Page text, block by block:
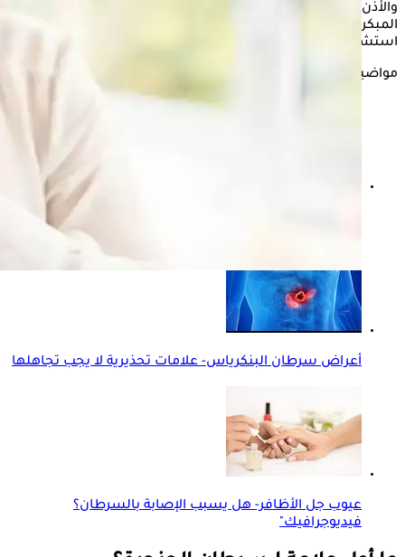
والأذن والحنجرة بمستشفى الشيخ زايد التخصصي، العلامات
المبكرة التي قد تشير إلى الإصابة بسرطان الحنجرة، ومتى يجب
استشارة الطبيب.
مواضيع ذات صلة
المواظبة على هذه العادة يوميًا = الوقاية من السرطان
أعراض سرطان البنكرياس- علامات تحذيرية لا يجب تجاهلها
عيوب جل الأظافر- هل يسبب الإصابة بالسرطان؟
فيديوجرافيك"